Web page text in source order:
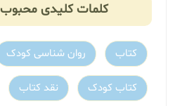
کلمات کلیدی محبوب
کتاب روان شناسی کودک
کتاب کودک نقد کتاب